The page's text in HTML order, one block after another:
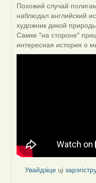
In
reply
to
by
Сэльма
Похожий случай
наблюдал английский
художник дикой
Самке "на стороне"
интересная история о
Увайдзіце ці